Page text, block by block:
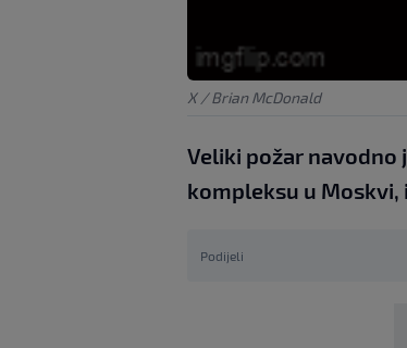
X / Brian McDonald
Veliki požar navodno
kompleksu u Moskvi,
Podijeli